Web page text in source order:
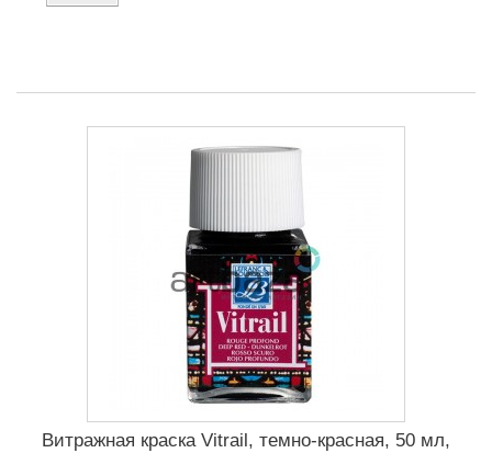
Витражная краска Vitrail, темно-красная, 50 мл,